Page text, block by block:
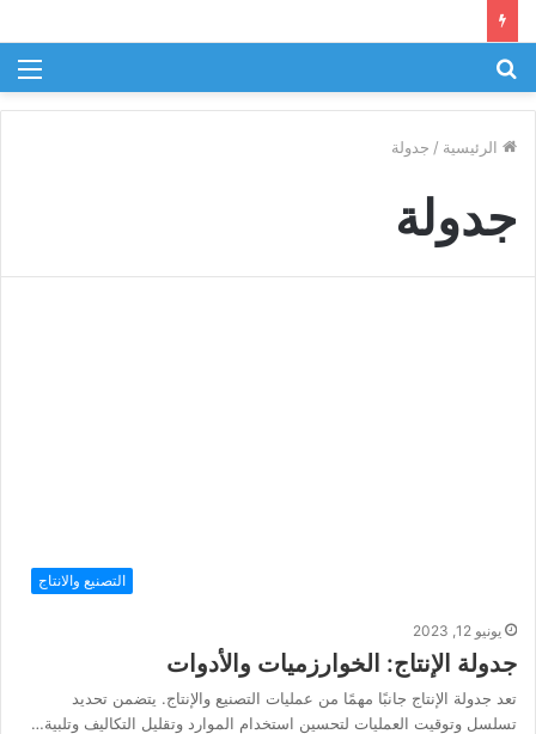
الرئيسية / جدولة
جدولة
التصنيع والانتاج
يونيو 12, 2023
جدولة الإنتاج: الخوارزميات والأدوات
تعد جدولة الإنتاج جانبًا مهمًا من عمليات التصنيع والإنتاج. يتضمن تحديد
تسلسل وتوقيت العمليات لتحسين استخدام الموارد وتقليل التكاليف وتلبية…